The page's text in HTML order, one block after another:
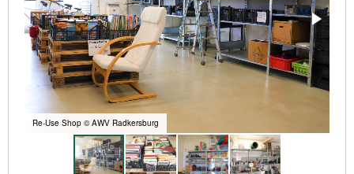
Re-Use Shop © AWV Radkersburg